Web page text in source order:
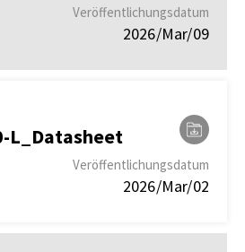
Veröffentlichungsdatum
2026/Mar/09
L_Datasheet
Veröffentlichungsdatum
2026/Mar/02